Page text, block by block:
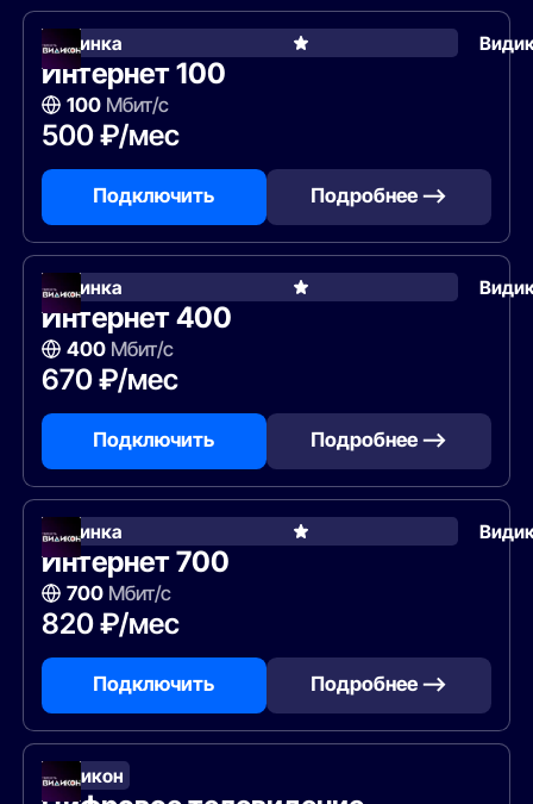
Новинка
Интернет 100
100Мбит/с
500 ₽/мес
Подключить Подробнее —>
Новинка
Интернет 400
400Мбит/с
670 ₽/мес
Подключить Подробнее —>
Новинка
Интернет 700
700Мбит/с
820 ₽/мес
Подключить Подробнее —>
Видикон